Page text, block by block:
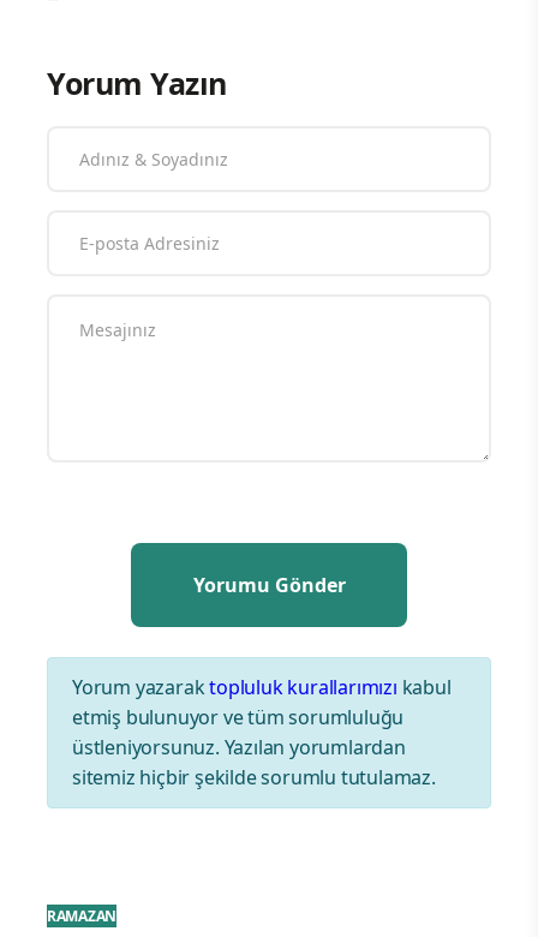
Yorum Yazın
Yorum yazaraktopluluk kurallarımızı kabul
etmiş bulunuyor ve tüm sorumluluğu
üstleniyorsunuz. Yazılan yorumlardan
sitemiz hiçbir şekilde sorumlu tutulamaz.
RAMAZAN